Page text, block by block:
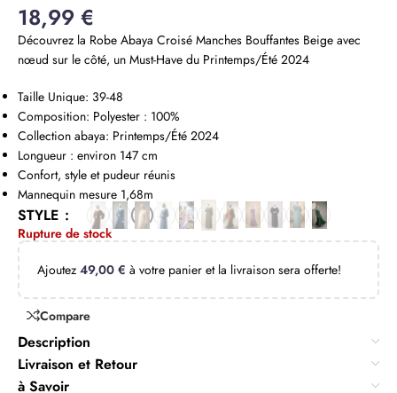
18,99 €
Découvrez la Robe Abaya Croisé Manches Bouffantes Beige avec
nœud sur le côté, un Must-Have du Printemps/Été 2024
Taille Unique: 39-48
Composition: Polyester : 100%
Collection abaya: Printemps/Été 2024
Longueur : environ 147 cm
Confort, style et pudeur réunis
Mannequin mesure 1,68m
STYLE
Rupture de stock
Ajoutez 49,00 € à votre panier et la livraison sera offerte!
Compare
Description
Livraison et Retour
à Savoir